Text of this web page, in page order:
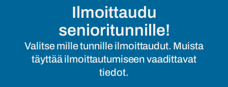
Ilmoittaudu
senioritunnille!
Valitse mille tunnille ilmoittaudut. Muista
täyttää ilmoittautumiseen vaadittavat
tiedot.